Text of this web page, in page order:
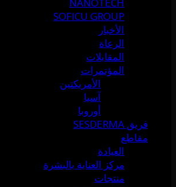
SOFICU GROUP
الأخبار
الرعاة
المقابلات
المؤتمرات
الأمريكتين
آسيا
أوروبا
فريق SESDERMA
مقاطع
العيادة
مركز العناية بالبشرة
منتجات